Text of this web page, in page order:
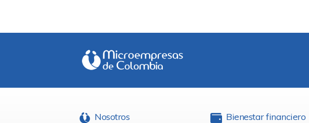
Nosotros Bienestar financiero